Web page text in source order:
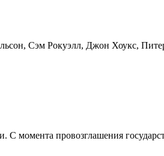
Сэм Рокуэлл, Джон Хоукс,
момента провозглашения